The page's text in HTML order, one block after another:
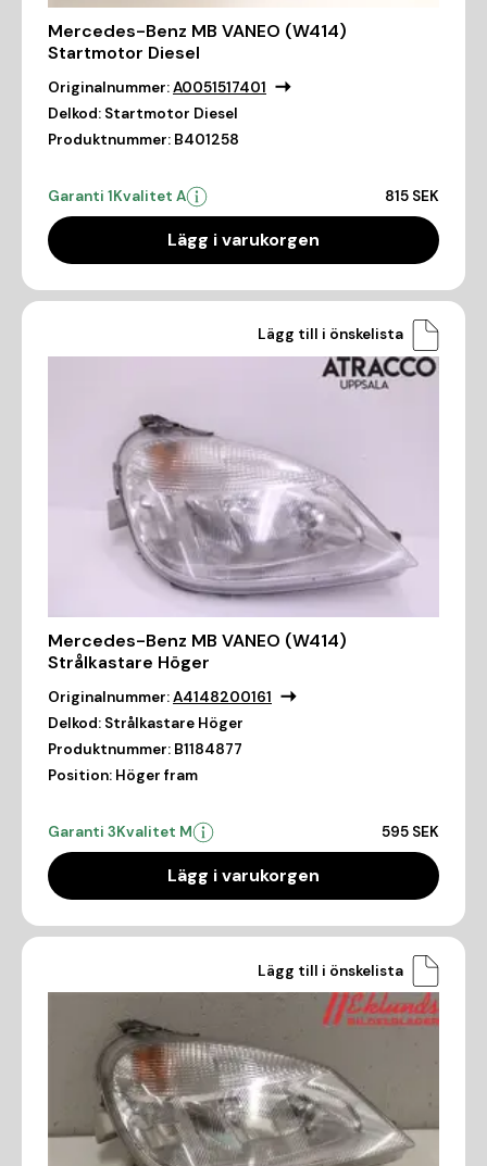
Mercedes-Benz MB VANEO (W414)
Startmotor Diesel
Originalnummer:A0051517401
Delkod: Startmotor Diesel
Produktnummer: B401258
Garanti 1Kvalitet A 815 SEK
Lägg i varukorgen
Lägg till i önskelista
Mercedes-Benz MB VANEO (W414)
Strålkastare Höger
Originalnummer:A4148200161
Delkod: Strålkastare Höger
Produktnummer: B1184877
Position: Höger fram
Garanti 3Kvalitet M 595 SEK
Lägg i varukorgen
Lägg till i önskelista